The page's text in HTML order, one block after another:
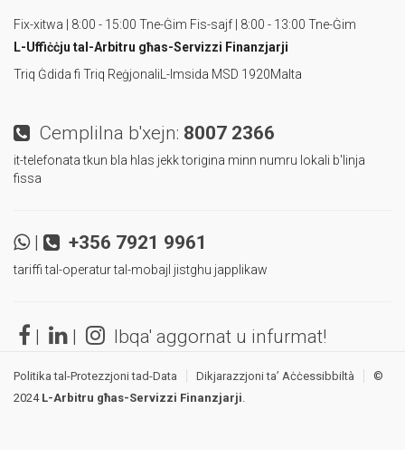
Fix-xitwa | 8:00 - 15:00 Tne-Ġim Fis-sajf | 8:00 - 13:00 Tne-Ġim
L-Uffiċċju tal-Arbitru għas-Servizzi Finanzjarji
Triq Ġdida fi Triq Reġjonali L-Imsida MSD 1920Malta
Cemplilna b'xejn: 8007 2366
it-telefonata tkun bla hlas jekk torigina minn numru lokali b'linja
fissa
| +356 7921 9961
tariffi tal-operatur tal-mobajl jistghu japplikaw
| | Ibqa' aggornat u infurmat!
Politika tal-Protezzjoni tad-Data Dikjarazzjoni ta’ Aċċessibbiltà
©
2024L-Arbitru għas-Servizzi Finanzjarji.